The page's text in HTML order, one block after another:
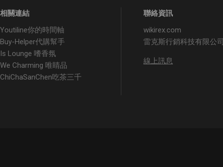
相關連結
Youtiline你的時間軸
Buy-Helper代購幫手
Is Lounge 嗜香氛
We Charming 唯睛品
ChiChaSanChen吃茶三千
聯絡資訊
wikirex.com
雷克斯行銷科技有限公司
線上訊息